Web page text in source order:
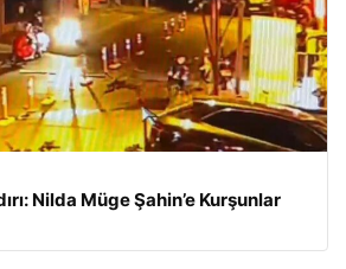
Nilda Müge Şahin’e Kurşunlar